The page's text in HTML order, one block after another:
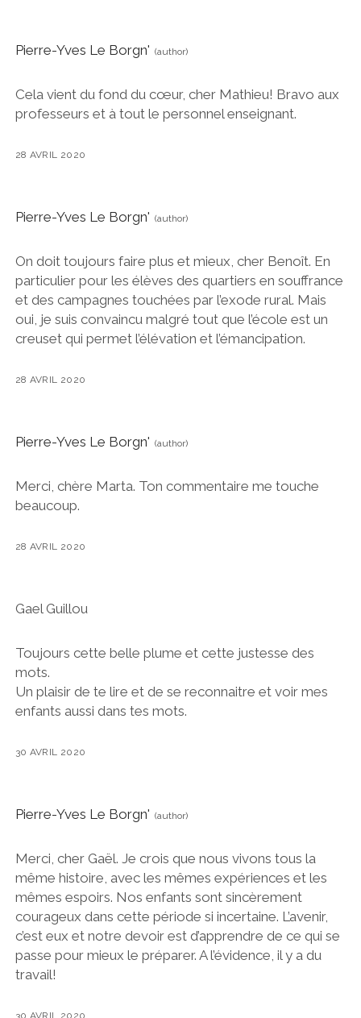
Pierre-Yves Le Borgn'
Cela vient du fond du cœur, cher Mathieu! Bravo aux
professeurs et à tout le personnel enseignant.
28 AVRIL 2020
Pierre-Yves Le Borgn'
On doit toujours faire plus et mieux, cher Benoît. En
particulier pour les élèves des quartiers en souffrance
et des campagnes touchées par l’exode rural. Mais
oui, je suis convaincu malgré tout que l’école est un
creuset qui permet l’élévation et l’émancipation.
28 AVRIL 2020
Pierre-Yves Le Borgn'
Merci, chère Marta. Ton commentaire me touche
beaucoup.
28 AVRIL 2020
Gael Guillou
Toujours cette belle plume et cette justesse des
mots.
Un plaisir de te lire et de se reconnaitre et voir mes
enfants aussi dans tes mots.
30 AVRIL 2020
Pierre-Yves Le Borgn'
Merci, cher Gaël. Je crois que nous vivons tous la
même histoire, avec les mêmes expériences et les
mêmes espoirs. Nos enfants sont sincèrement
courageux dans cette période si incertaine. L’avenir,
c’est eux et notre devoir est d’apprendre de ce qui se
passe pour mieux le préparer. A l’évidence, il y a du
travail!
30 AVRIL 2020